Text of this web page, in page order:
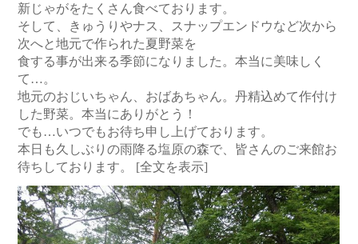
新じゃがをたくさん食べております。
そして、きゅうりやナス、スナップエンドウなど次から
次へと地元で作られた夏野菜を
食する事が出来る季節になりました。本当に美味しく
て…。
地元のおじいちゃん、おばあちゃん。丹精込めて作付け
した野菜。本当にありがとう！
でも…いつでもお待ち申し上げております。
本日も久しぶりの雨降る塩原の森で、皆さんのご来館お
待ちしております。 [全文を表示]